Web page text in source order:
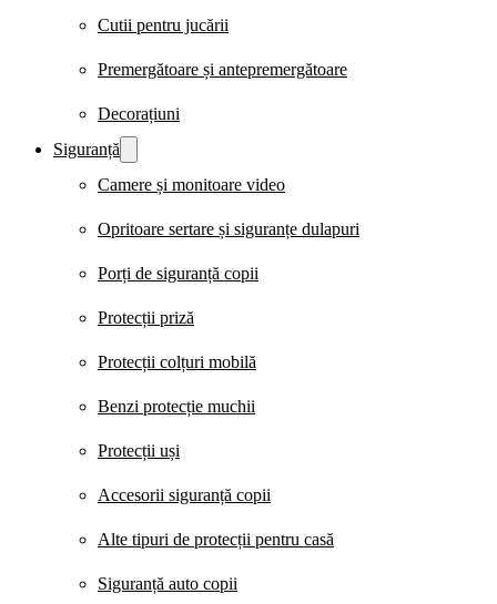
Cutii pentru jucării
Premergătoare și antepremergătoare
Decorațiuni
Siguranță
Camere și monitoare video
Opritoare sertare și siguranțe dulapuri
Porți de siguranță copii
Protecții priză
Protecții colțuri mobilă
Benzi protecție muchii
Protecții uși
Accesorii siguranță copii
Alte tipuri de protecții pentru casă
Siguranță auto copii